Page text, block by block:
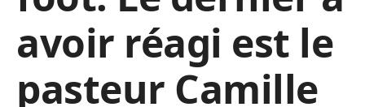
avoir réagi est le
pasteur Camille